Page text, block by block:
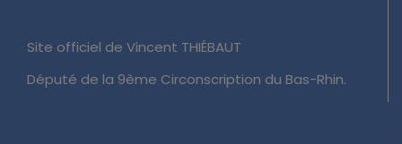
Site officiel de Vincent THIÉBAUT
Député de la 9ème Circonscription du Bas-Rhin.